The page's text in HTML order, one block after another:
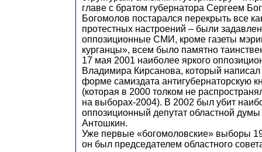
главе с братом губернатора Сергеем
Богомолов постарался перекрыть все
протестных настроений – были
оппозиционные СМИ, кроме газеты
курганцы», всем было памятно
17 мая 2001 наиболее яркого
Владимира Кирсанова, который
форме самиздата антигубернаторскую
(которая в 2000 толком не
на выборах-2004). В 2002 был убит
оппозиционный депутат областной
Антошкин.
Уже первые «богомоловские» выборы
он был председателем областного